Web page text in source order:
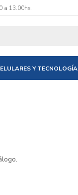
Y TECNOLOGÍA
a 13.00hs.